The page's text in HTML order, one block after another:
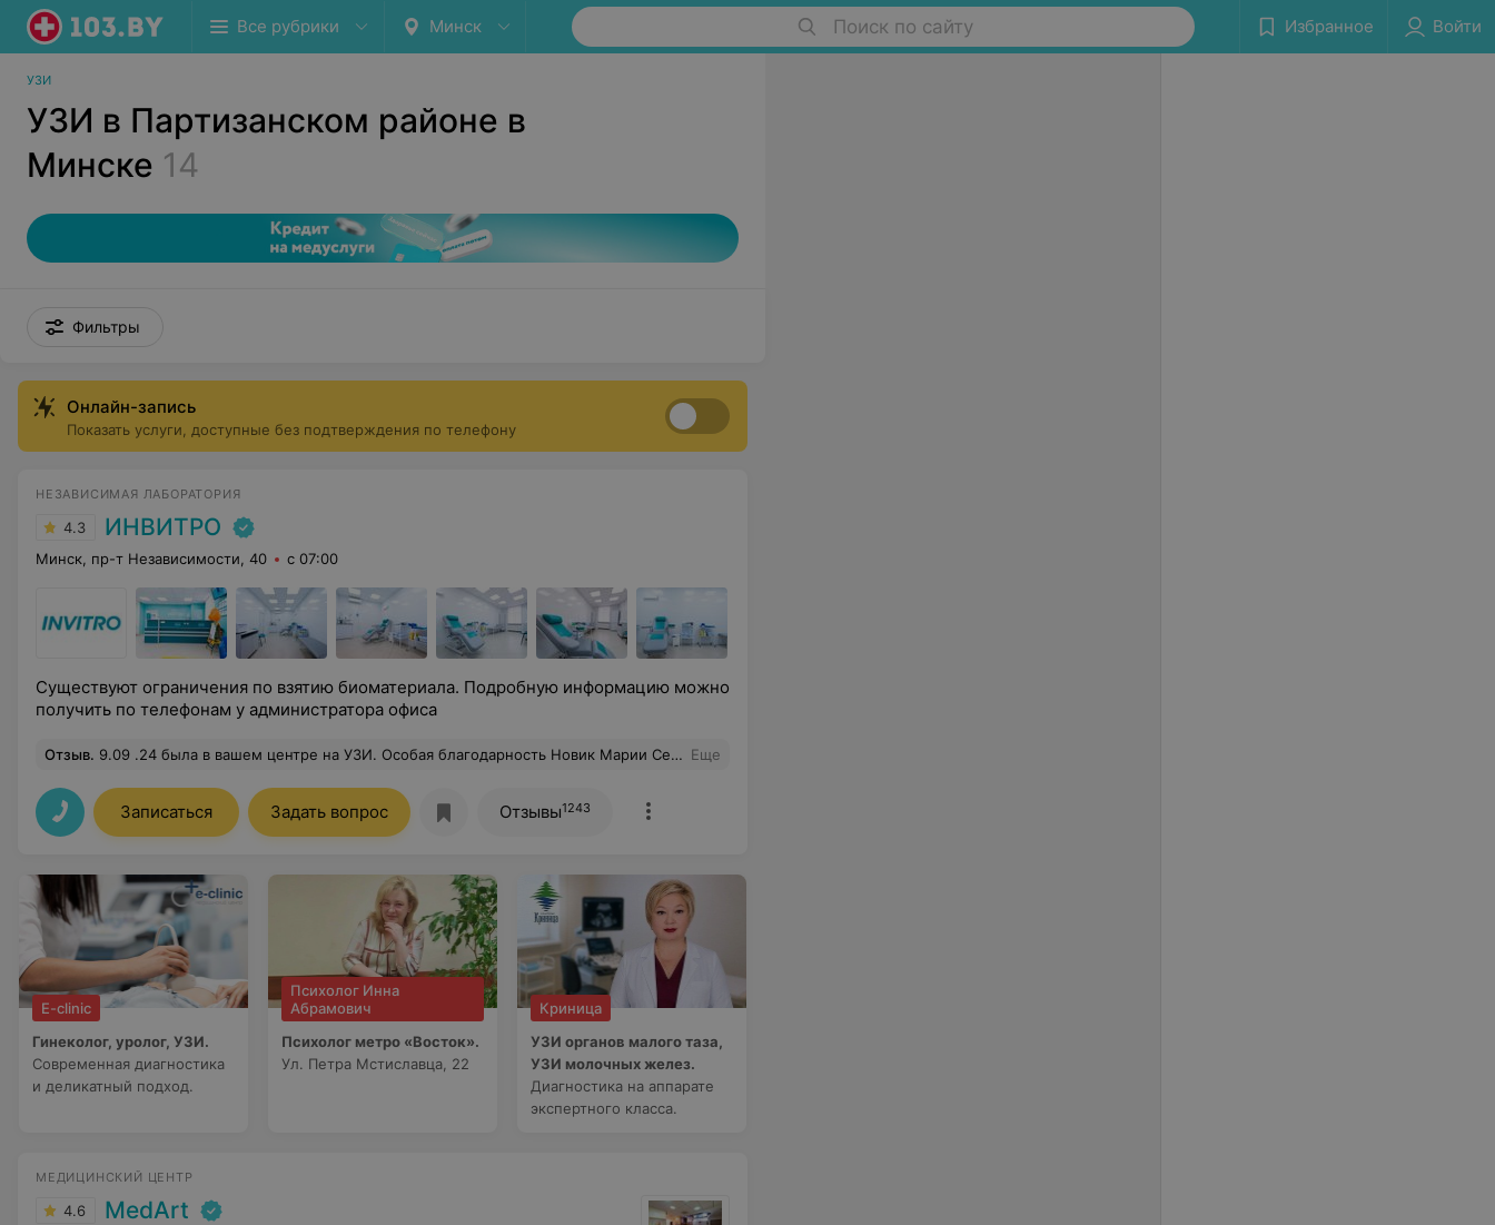
Все рубрики Минск Поиск по сайту Избранное Войти
УЗИ
УЗИ в Партизанском районе в
Минске 14
Фильтры
Онлайн-запись
Показать услуги, доступные без подтверждения по телефону
НЕЗАВИСИМАЯ ЛАБОРАТОРИЯ
4.3 ИНВИТРО
Минск, пр-т Независимости, 40 с 07:00
Существуют ограничения по взятию биоматериала. Подробную информацию можно
получить по телефонам у администратора офиса
Отзыв. 9.09 .24 была в вашем центре на УЗИ. Особая благодарность Новик Марии Сергеевне-профессионал своего дела. Приятная и чуткая женщина. Еще
Записаться Задать вопрос Отзывы1243
E-clinic
Гинеколог, уролог, УЗИ.
Современная диагностика
и деликатный подход.
Психолог Инна
Абрамович
Психолог метро «Восток».
Ул. Петра Мстиславца, 22
Криница
УЗИ органов малого таза,
УЗИ молочных желез.
Диагностика на аппарате
экспертного класса.
МЕДИЦИНСКИЙ ЦЕНТР
4.6 MedArt